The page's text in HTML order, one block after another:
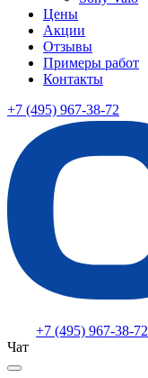
Цены
Акции
Отзывы
Примеры работ
Контакты
+7 (495) 967-38-72
+7 (495) 967-38-72
Чат